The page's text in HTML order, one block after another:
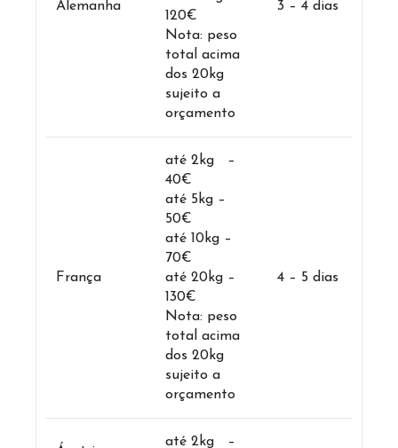
Alemanha
120€
Nota: peso
total acima
dos 20kg
sujeito a
orçamento
3 – 4 dias
França
até 2kg –
40€
até 5kg –
50€
até 10kg –
70€
até 20kg –
130€
Nota: peso
total acima
dos 20kg
sujeito a
orçamento
4 – 5 dias
até 2kg –